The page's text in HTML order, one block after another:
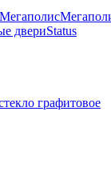
Мегаполис
двериStatus